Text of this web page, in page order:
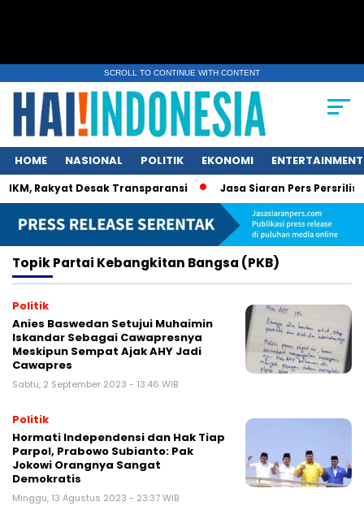
SCROLL TO CONTINUE WITH CONTENT
HOME NASIONAL POLITIK EKONOMI ENTERTAINMENT
Rakyat Desak Transparansi Jasa Siaran Pers
TopikPartai Kebangkitan Bangsa (PKB)
Politik
Anies Baswedan Setujui Muhaimin
Iskandar Sebagai Cawapresnya
Meskipun Sempat Ajak AHY Jadi
Cawapres
Sabtu, 2 September 2023 - 13:46 WIB
Politik
Hormati Independensi dan Hak Tiap
Parpol, Prabowo Subianto: Pak
Jokowi Orangnya Sangat
Demokratis
Minggu, 13 Agustus 2023 - 23:37 WIB